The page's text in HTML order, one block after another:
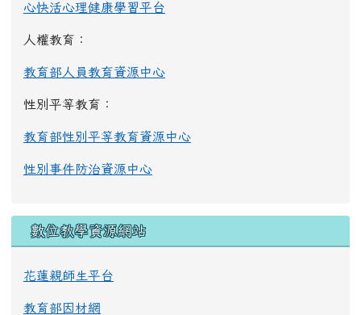
心快活心理健康學習平台
人權教育：
教育部人員教育資源中心
性別平等教育：
教育部性別平等教育資源中心
性別事件防治資源中心
數位教學資源網站
花蓮親師生平台
教育部因材網